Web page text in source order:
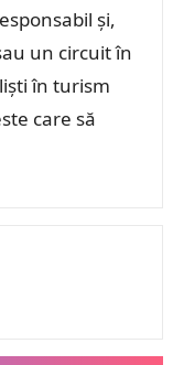
și,
un circuit în
în turism
care să